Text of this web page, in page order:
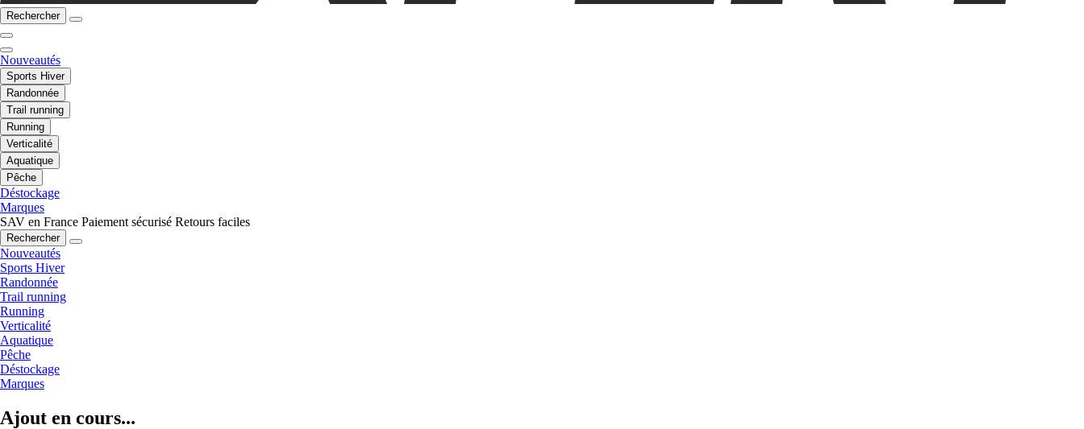
Rechercher
Nouveautés
Sports Hiver
Randonnée
Trail running
Running
Verticalité
Aquatique
Pêche
Déstockage
Marques
SAV en France Paiement sécurisé Retours faciles
Rechercher
Nouveautés
Sports Hiver
Randonnée
Trail running
Running
Verticalité
Aquatique
Pêche
Déstockage
Marques
Ajout en cours...